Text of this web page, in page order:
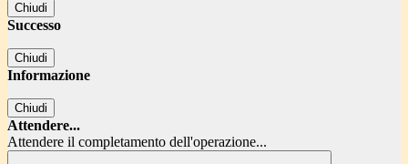
Chiudi
Successo
Chiudi
Informazione
Chiudi
Attendere...
Attendere il completamento dell'operazione...